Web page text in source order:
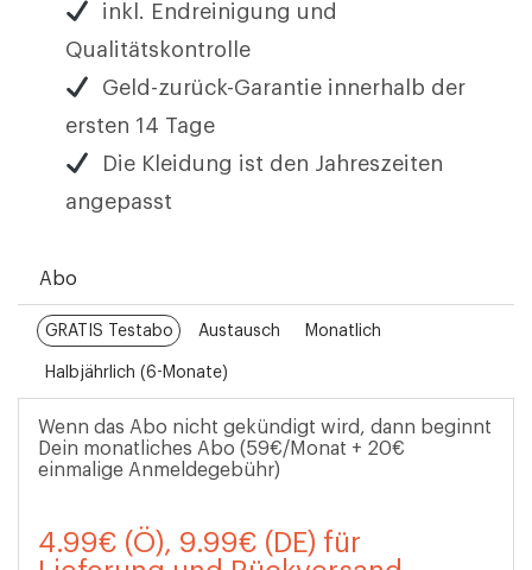
inkl. Endreinigung und
Qualitätskontrolle
Geld-zurück-Garantie innerhalb der
ersten 14 Tage
Die Kleidung ist den Jahreszeiten
angepasst
Abo
GRATIS Testabo Austausch Monatlich
Halbjährlich (6-Monate)
Wenn das Abo nicht gekündigt wird, dann beginnt
Dein monatliches Abo (59€/Monat + 20€
einmalige Anmeldegebühr)
4.99€ (Ö), 9.99€ (DE) für